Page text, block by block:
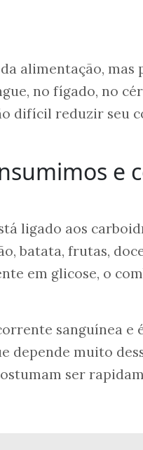
alimentação, mas
no fígado, no
difícil reduzir seu
e
ligado aos
batata, frutas,
em glicose, o
sanguínea e
depende muito
ser